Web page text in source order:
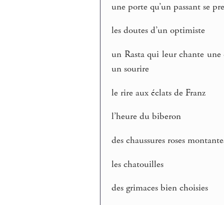
une porte qu’un passant se
les doutes d’un optimiste
un Rasta qui leur chante une
un sourire
le rire aux éclats de Franz
l’heure du biberon
des chaussures roses
les chatouilles
des grimaces bien choisies